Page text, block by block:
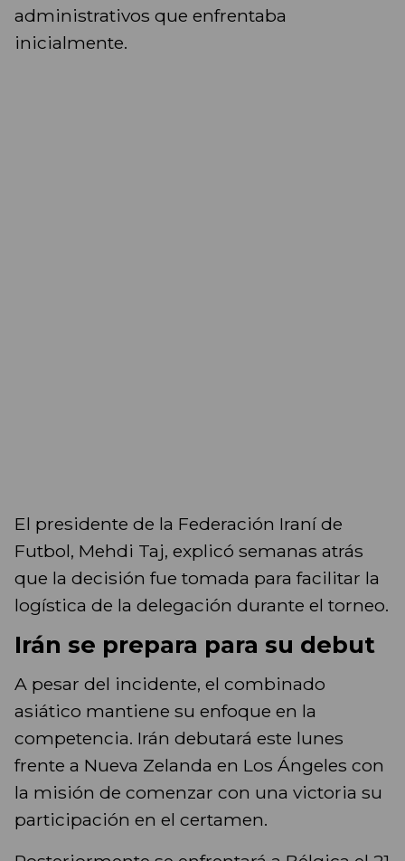
administrativos que enfrentaba
inicialmente.
El presidente de la Federación Iraní de
Futbol, Mehdi Taj, explicó semanas atrás
que la decisión fue tomada para facilitar la
logística de la delegación durante el torneo.
Irán se prepara para su debut
A pesar del incidente, el combinado
asiático mantiene su enfoque en la
competencia. Irán debutará este lunes
frente a Nueva Zelanda en Los Ángeles con
la misión de comenzar con una victoria su
participación en el certamen.